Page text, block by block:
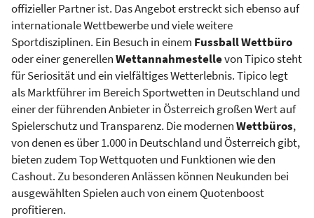
offizieller Partner ist. Das Angebot erstreckt sich ebenso auf
internationale Wettbewerbe und viele weitere
Sportdisziplinen. Ein Besuch in einem Fussball Wettbüro
oder einer generellenWettannahmestellevon Tipico steht
für Seriosität und ein vielfältiges Wetterlebnis. Tipico legt
als Marktführer im Bereich Sportwetten in Deutschland und
einer der führenden Anbieter in Österreich großen Wert auf
Spielerschutz und Transparenz. Die modernenWettbüros,
von denen es über 1.000 in Deutschland und Österreich gibt,
bieten zudem Top Wettquoten und Funktionen wie den
Cashout. Zu besonderen Anlässen können Neukunden bei
ausgewählten Spielen auch von einem Quotenboost
profitieren.